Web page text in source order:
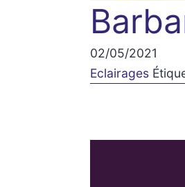
02/05/2021
Eclairages